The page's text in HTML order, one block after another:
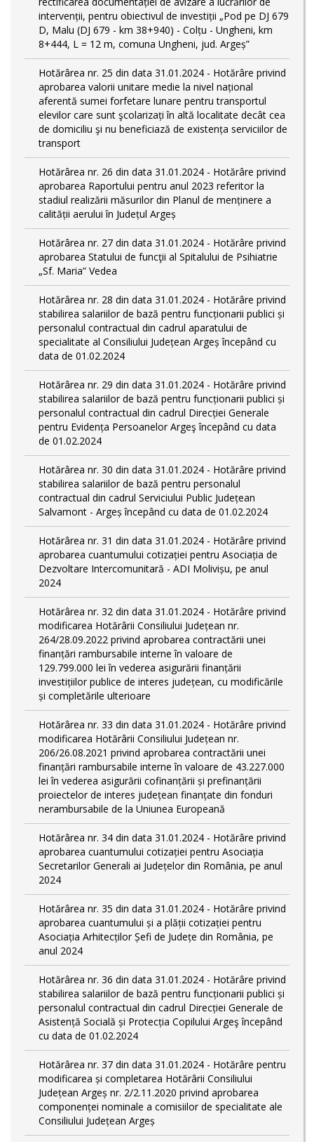
intervenții, pentru obiectivul de investiții „Pod pe DJ 679
D, Malu (DJ 679 - km 38+940) - Colțu - Ungheni, km
8+444, L = 12 m, comuna Ungheni, jud. Argeș”
Hotărârea nr. 25 din data 31.01.2024 - Hotărâre privind
aprobarea valorii unitare medie la nivel național
aferentă sumei forfetare lunare pentru transportul
elevilor care sunt şcolarizați în altă localitate decât cea
de domiciliu şi nu beneficiază de existența serviciilor de
transport
Hotărârea nr. 26 din data 31.01.2024 - Hotărâre privind
aprobarea Raportului pentru anul 2023 referitor la
stadiul realizării măsurilor din Planul de menținere a
calității aerului în Județul Argeș
Hotărârea nr. 27 din data 31.01.2024 - Hotărâre privind
aprobarea Statului de funcţii al Spitalului de Psihiatrie
„Sf. Maria” Vedea
Hotărârea nr. 28 din data 31.01.2024 - Hotărâre privind
stabilirea salariilor de bază pentru funcționarii publici și
personalul contractual din cadrul aparatului de
specialitate al Consiliului Județean Argeș începând cu
data de 01.02.2024
Hotărârea nr. 29 din data 31.01.2024 - Hotărâre privind
stabilirea salariilor de bază pentru funcționarii publici și
personalul contractual din cadrul Direcției Generale
pentru Evidența Persoanelor Argeş începând cu data
de 01.02.2024
Hotărârea nr. 30 din data 31.01.2024 - Hotărâre privind
stabilirea salariilor de bază pentru personalul
contractual din cadrul Serviciului Public Județean
Salvamont - Argeș începând cu data de 01.02.2024
Hotărârea nr. 31 din data 31.01.2024 - Hotărâre privind
aprobarea cuantumului cotizației pentru Asociația de
Dezvoltare Intercomunitară - ADI Molivișu, pe anul
2024
Hotărârea nr. 32 din data 31.01.2024 - Hotărâre privind
modificarea Hotărârii Consiliului Județean nr.
264/28.09.2022 privind aprobarea contractării unei
finanțări rambursabile interne în valoare de
129.799.000 lei în vederea asigurării finanțării
investițiilor publice de interes județean, cu modificările
și completările ulterioare
Hotărârea nr. 33 din data 31.01.2024 - Hotărâre privind
modificarea Hotărârii Consiliului Județean nr.
206/26.08.2021 privind aprobarea contractării unei
finanțări rambursabile interne în valoare de 43.227.000
lei în vederea asigurării cofinanțării și prefinanțării
proiectelor de interes județean finanțate din fonduri
nerambursabile de la Uniunea Europeană
Hotărârea nr. 34 din data 31.01.2024 - Hotărâre privind
aprobarea cuantumului cotizației pentru Asociația
Secretarilor Generali ai Județelor din România, pe anul
2024
Hotărârea nr. 35 din data 31.01.2024 - Hotărâre privind
aprobarea cuantumului și a plății cotizației pentru
Asociația Arhitecților Șefi de Județe din România, pe
anul 2024
Hotărârea nr. 36 din data 31.01.2024 - Hotărâre privind
stabilirea salariilor de bază pentru funcționarii publici și
personalul contractual din cadrul Direcției Generale de
Asistență Socială și Protecția Copilului Argeş începând
cu data de 01.02.2024
Hotărârea nr. 37 din data 31.01.2024 - Hotărâre pentru
modificarea și completarea Hotărârii Consiliului
Județean Argeș nr. 2/2.11.2020 privind aprobarea
componenței nominale a comisiilor de specialitate ale
Consiliului Județean Argeș